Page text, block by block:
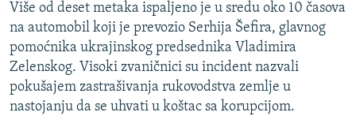
POST SCRIPTUM
MOJA EVROPA
TRI DECENIJE OD RATA U BIH
SVE KARTE DEJTONA
Više od deset metaka ispaljeno je u sredu oko 10 časova
na automobil koji je prevozio Serhija Šefira, glavnog
pomoćnika ukrajinskog predsednika Vladimira
Zelenskog. Visoki zvaničnici su incident nazvali
pokušajem zastrašivanja rukovodstva zemlje u
nastojanju da se uhvati u koštac sa korupcijom.